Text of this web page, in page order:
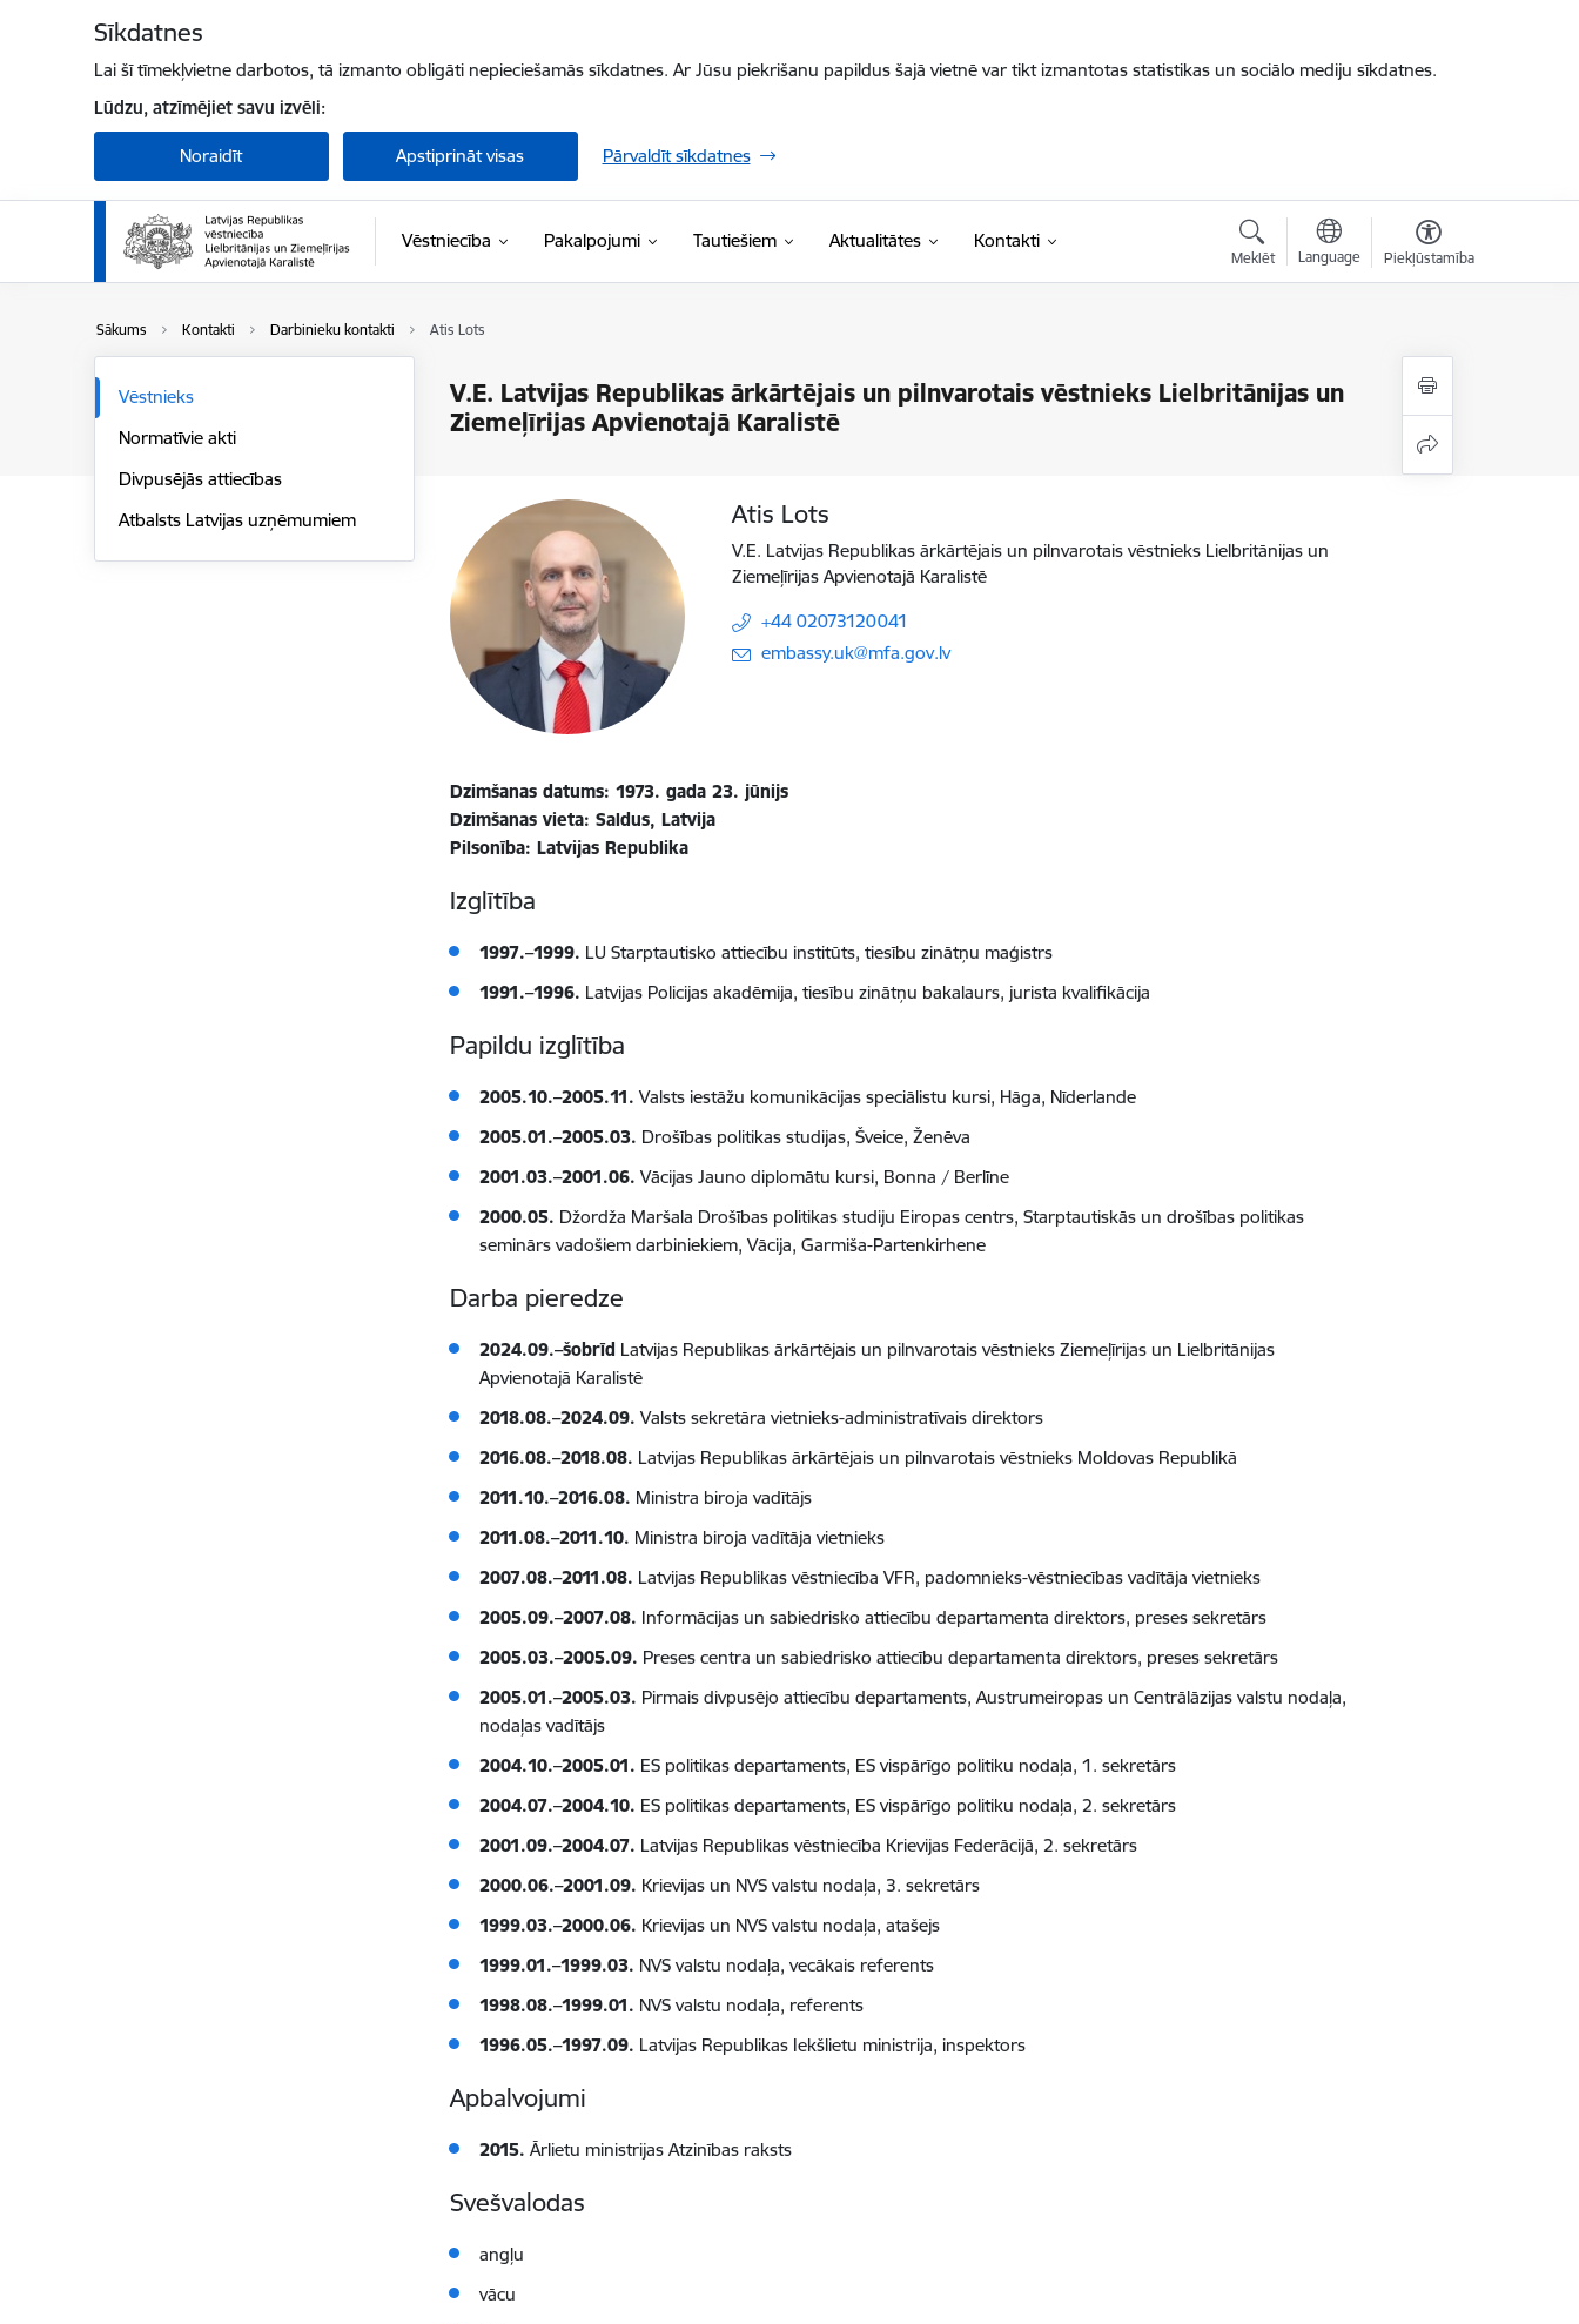
Sīkdatnes
Lai šī tīmekļvietne darbotos, tā izmanto obligāti nepieciešamās sīkdatnes. Ar Jūsu piekrišanu papildus šajā vietnē var tikt izmantotas statistikas un sociālo mediju sīkdatnes.
Lūdzu, atzīmējiet savu izvēli:
Noraidīt Apstiprināt visas Pārvaldīt sīkdatnes
Vēstniecība Pakalpojumi Tautiešiem Aktualitātes Kontakti
Meklēt Language Piekļūstamība
Sākums Kontakti Darbinieku kontakti Atis Lots
V.E. Latvijas Republikas ārkārtējais un pilnvarotais vēstnieks Lielbritānijas un
Ziemeļīrijas Apvienotajā Karalistē
Vēstnieks
Normatīvie akti
Divpusējās attiecības
Atbalsts Latvijas uzņēmumiem
Atis Lots
V.E. Latvijas Republikas ārkārtējais un pilnvarotais vēstnieks Lielbritānijas un
Ziemeļīrijas Apvienotajā Karalistē
+44 02073120041
E-pasts:
embassy.uk@mfa.gov.lv
Dzimšanas datums: 1973. gada 23. jūnijs
Dzimšanas vieta: Saldus, Latvija
Pilsonība: Latvijas Republika
Izglītība
1997.–1999. LU Starptautisko attiecību institūts, tiesību zinātņu maģistrs
1991.–1996. Latvijas Policijas akadēmija, tiesību zinātņu bakalaurs, jurista kvalifikācija
Papildu izglītība
2005.10.–2005.11. Valsts iestāžu komunikācijas speciālistu kursi, Hāga, Nīderlande
2005.01.–2005.03. Drošības politikas studijas, Šveice, Ženēva
2001.03.–2001.06. Vācijas Jauno diplomātu kursi, Bonna / Berlīne
2000.05. Džordža Maršala Drošības politikas studiju Eiropas centrs, Starptautiskās un drošības politikas
seminārs vadošiem darbiniekiem, Vācija, Garmiša-Partenkirhene
Darba pieredze
2024.09.–šobrīd Latvijas Republikas ārkārtējais un pilnvarotais vēstnieks Ziemeļīrijas un Lielbritānijas
Apvienotajā Karalistē
2018.08.–2024.09. Valsts sekretāra vietnieks-administratīvais direktors
2016.08.–2018.08. Latvijas Republikas ārkārtējais un pilnvarotais vēstnieks Moldovas Republikā
2011.10.–2016.08. Ministra biroja vadītājs
2011.08.–2011.10. Ministra biroja vadītāja vietnieks
2007.08.–2011.08. Latvijas Republikas vēstniecība VFR, padomnieks-vēstniecības vadītāja vietnieks
2005.09.–2007.08. Informācijas un sabiedrisko attiecību departamenta direktors, preses sekretārs
2005.03.–2005.09. Preses centra un sabiedrisko attiecību departamenta direktors, preses sekretārs
2005.01.–2005.03. Pirmais divpusējo attiecību departaments, Austrumeiropas un Centrālāzijas valstu nodaļa,
nodaļas vadītājs
2004.10.–2005.01. ES politikas departaments, ES vispārīgo politiku nodaļa, 1. sekretārs
2004.07.–2004.10. ES politikas departaments, ES vispārīgo politiku nodaļa, 2. sekretārs
2001.09.–2004.07. Latvijas Republikas vēstniecība Krievijas Federācijā, 2. sekretārs
2000.06.–2001.09. Krievijas un NVS valstu nodaļa, 3. sekretārs
1999.03.–2000.06. Krievijas un NVS valstu nodaļa, atašejs
1999.01.–1999.03. NVS valstu nodaļa, vecākais referents
1998.08.–1999.01. NVS valstu nodaļa, referents
1996.05.–1997.09. Latvijas Republikas Iekšlietu ministrija, inspektors
Apbalvojumi
2015. Ārlietu ministrijas Atzinības raksts
Svešvalodas
angļu
vācu